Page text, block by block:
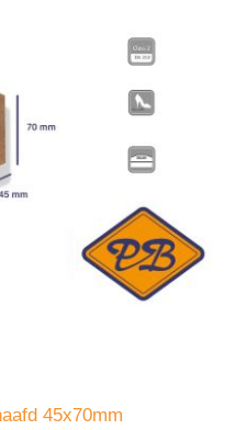
45x70mm